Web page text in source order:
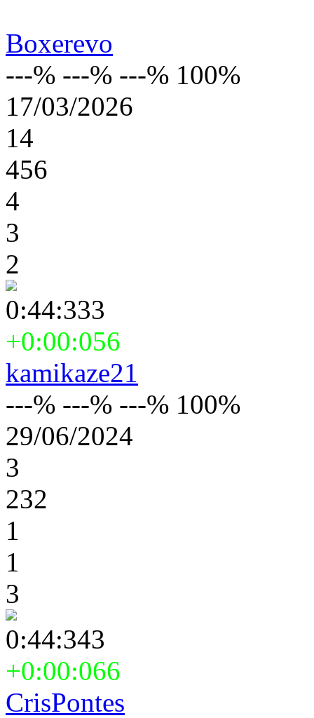
Boxerevo
---% ---% ---% 100%
17/03/2026
14
456
4
3
2
0:44:333
+0:00:056
kamikaze21
---% ---% ---% 100%
29/06/2024
3
232
1
1
3
0:44:343
+0:00:066
CrisPontes